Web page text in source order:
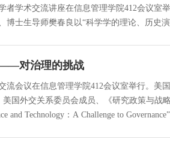
者学术交流讲座在信息管理学院412会议室
士生导师樊春良以“科学学的理论、历史
——对治理的挑战
流会议在信息管理学院412会议室举行。
国外交关系委员会成员、《研究政策与战略
and Technology：A Challenge to